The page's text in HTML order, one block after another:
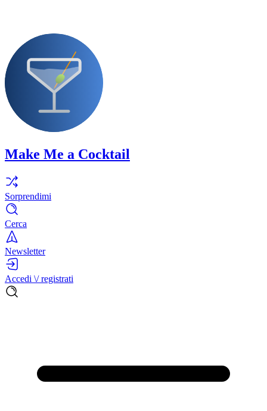
Make Me a Cocktail
Sorprendimi
Cerca
Newsletter
Accedi \/ registrati